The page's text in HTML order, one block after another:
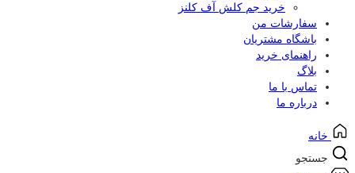
خرید جم کلش آف کلنز
سفارشات من
باشگاه مشتریان
راهنمای خرید
بلاگ
تماس با ما
درباره ما
خانه
جستجو